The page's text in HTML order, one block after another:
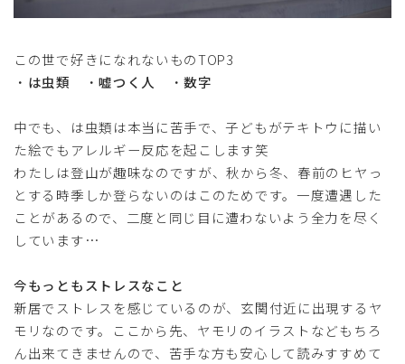
この世で好きになれないものTOP3
・ は虫類 ・嘘つく人 ・数字
中でも、は虫類は本当に苦手で、子どもがテキトウに描い
た絵でもアレルギー反応を起こします笑
わたしは登山が趣味なのですが、秋から冬、春前のヒヤっ
とする時季しか登らないのはこのためです。一度遭遇した
ことがあるので、二度と同じ目に遭わないよう全力を尽く
しています…
今もっともストレスなこと
新居でストレスを感じているのが、玄関付近に出現するヤ
モリなのです。ここから先、ヤモリのイラストなどもちろ
ん出来てきませんので、苦手な方も安心して読みすすめて